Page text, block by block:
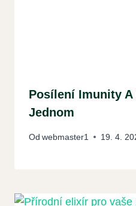
Posílení Imunity A
Jednom
Od webmaster1 19. 4.